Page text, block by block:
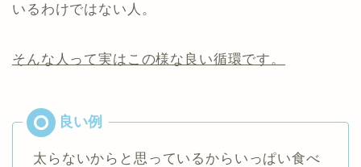
いるわけではない人。
そんな人って実はこの様な良い循環です。
太らないからと思っているからいっぱい食べ